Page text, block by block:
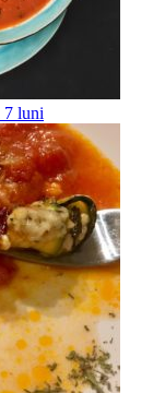
7 luni